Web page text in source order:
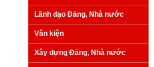
Lãnh đạo Đảng, Nhà nước
Văn kiện
Xây dựng Đảng, Nhà nước